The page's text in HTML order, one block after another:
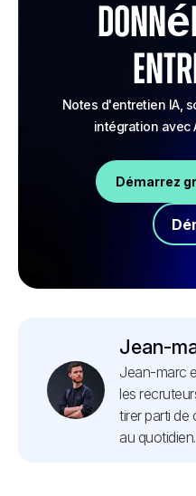
Notes d'entretien IA,
intégration avec
Démarrez
Jean-
Jean-marc
les
tirer parti de
au quotidien.